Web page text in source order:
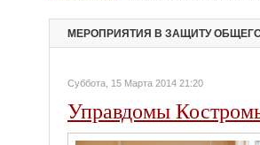
МЕРОПРИЯТИЯ В ЗАЩИТУ
Суббота, 15 Марта 2014 21:20
Управдомы